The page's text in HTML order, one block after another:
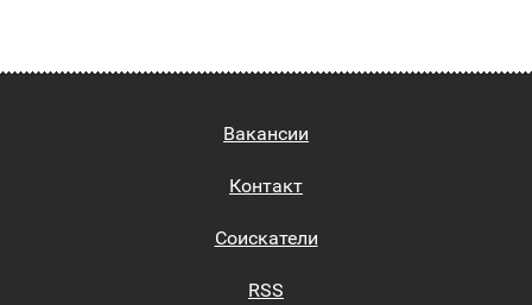
Вакансии
Контакт
Соискатели
RSS